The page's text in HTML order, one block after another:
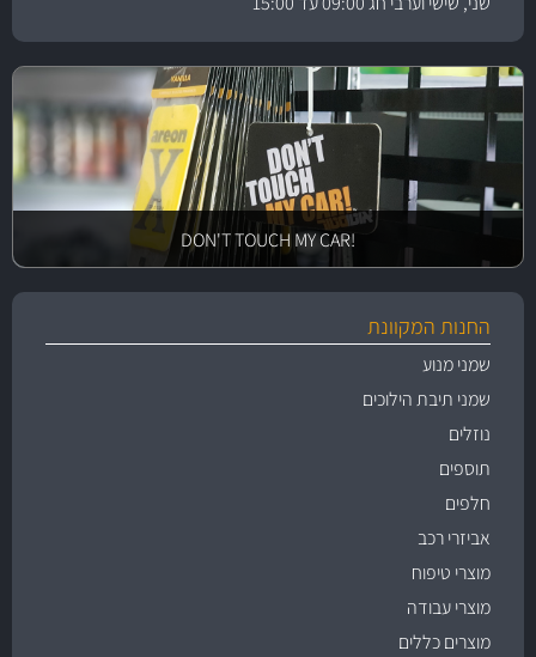
!DON'T TOUCH MY CAR
החנות המקוונת
שמני מנוע
שמני תיבת הילוכים
נוזלים
תוספים
חלפים
אביזרי רכב
מוצרי טיפוח
מוצרי עבודה
מוצרים כללים